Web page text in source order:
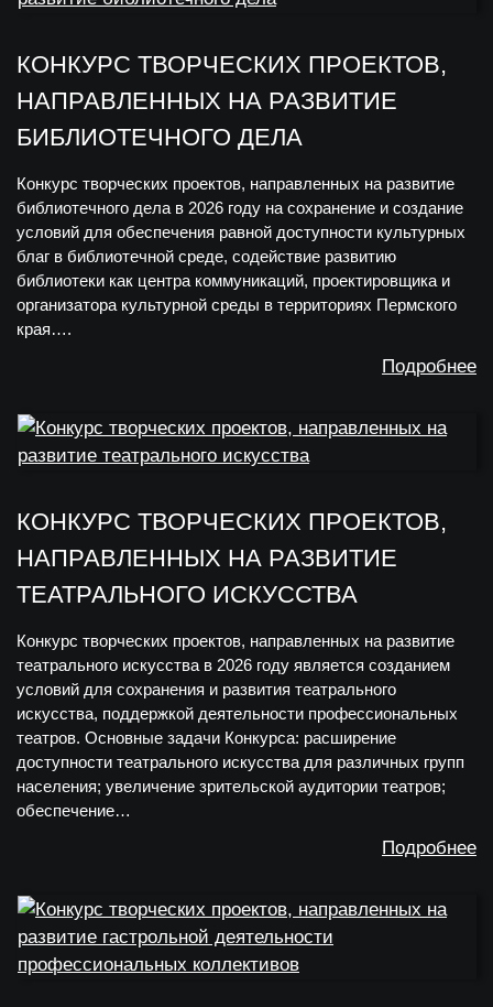
КОНКУРС ТВОРЧЕСКИХ ПРОЕКТОВ,
НАПРАВЛЕННЫХ НА РАЗВИТИЕ
БИБЛИОТЕЧНОГО ДЕЛА
Конкурс творческих проектов, направленных на развитие
библиотечного дела в 2026 году на сохранение и создание
условий для обеспечения равной доступности культурных
благ в библиотечной среде, содействие развитию
библиотеки как центра коммуникаций, проектировщика и
организатора культурной среды в территориях Пермского
края….
Подробнее
КОНКУРС ТВОРЧЕСКИХ ПРОЕКТОВ,
НАПРАВЛЕННЫХ НА РАЗВИТИЕ
ТЕАТРАЛЬНОГО ИСКУССТВА
Конкурс творческих проектов, направленных на развитие
театрального искусства в 2026 году является созданием
условий для сохранения и развития театрального
искусства, поддержкой деятельности профессиональных
театров. Основные задачи Конкурса: расширение
доступности театрального искусства для различных групп
населения; увеличение зрительской аудитории театров;
обеспечение…
Подробнее